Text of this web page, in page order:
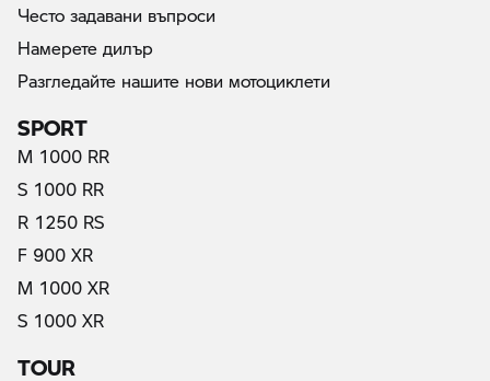
Често задавани въпроси
Намерете дилър
Разгледайте нашите нови мотоциклети
SPORT
M 1000 RR
S 1000 RR
R 1250 RS
F 900 XR
M 1000 XR
S 1000 XR
TOUR